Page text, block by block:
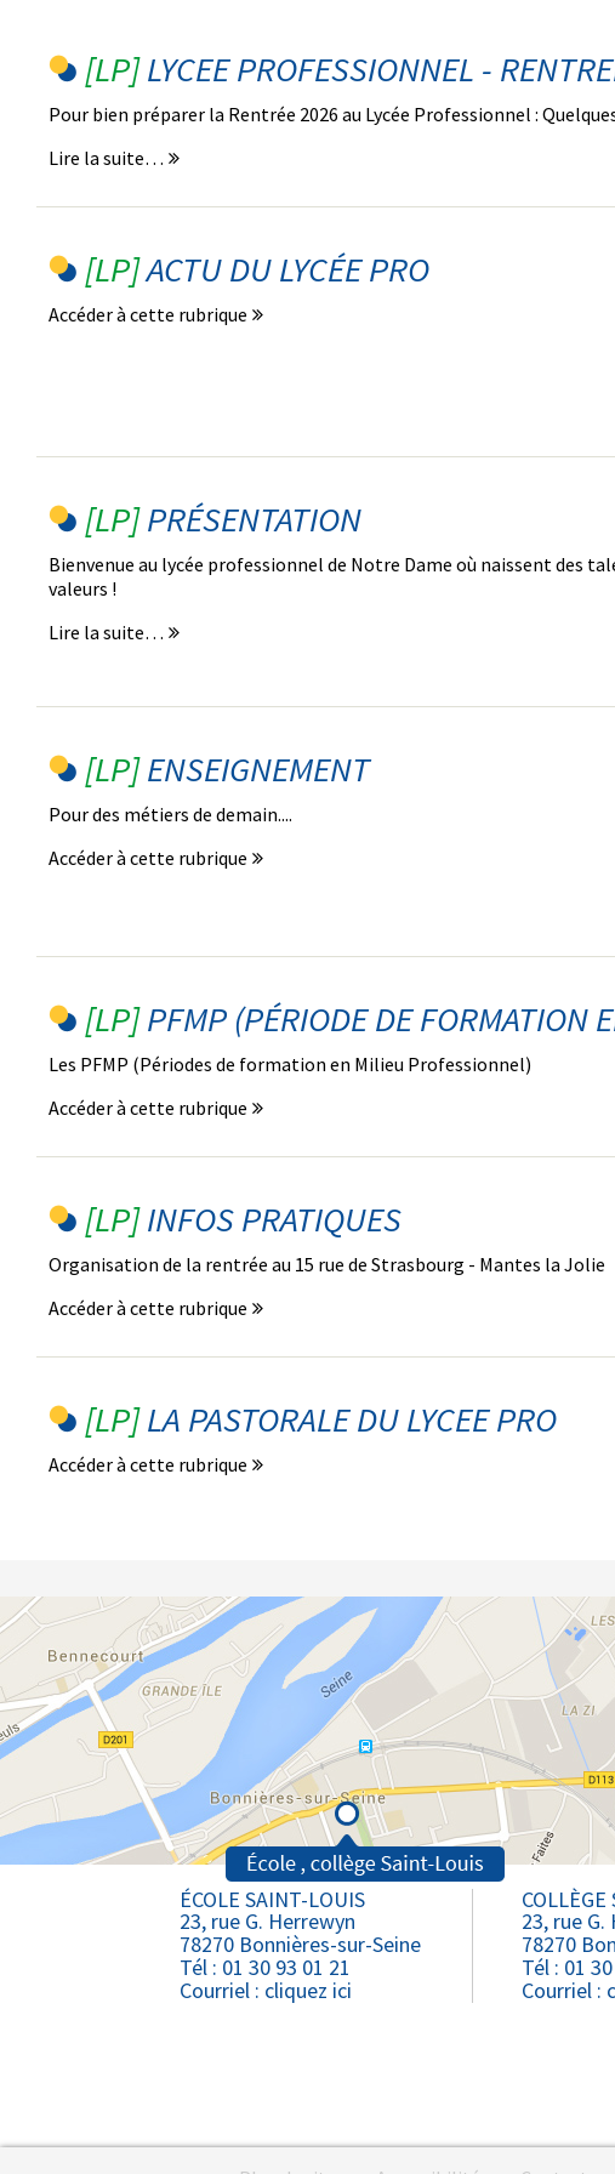
LYCEE PROFESSIONNEL -
Pour bien préparer la Rentrée 2026 au Lycée Professionnel :
Lire la suite…
ACTU DU LYCÉE PRO
Accéder à cette rubrique
PRÉSENTATION
Bienvenue au lycée professionnel de Notre Dame où naissent des
valeurs !
Lire la suite…
ENSEIGNEMENT
Pour des métiers de demain....
Accéder à cette rubrique
PFMP (PÉRIODE DE FORMATION
Les PFMP (Périodes de formation en Milieu Professionnel)
Accéder à cette rubrique
INFOS PRATIQUES
Organisation de la rentrée au 15 rue de Strasbourg - Mantes la Jolie
Accéder à cette rubrique
LA PASTORALE DU LYCEE PRO
Accéder à cette rubrique
ÉCOLE SAINT-LOUIS
23, rue G. Herrewyn
78270 Bonnières-sur-Seine
Tél : 01 30 93 01 21
Courriel : cliquez ici
23, rue
78270
Tél : 01
Courriel :